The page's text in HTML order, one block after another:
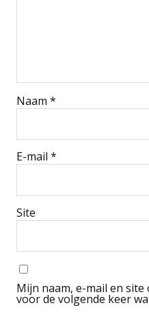
Naam *
E-mail *
Site
Mijn naam, e-mail en
voor de volgende keer